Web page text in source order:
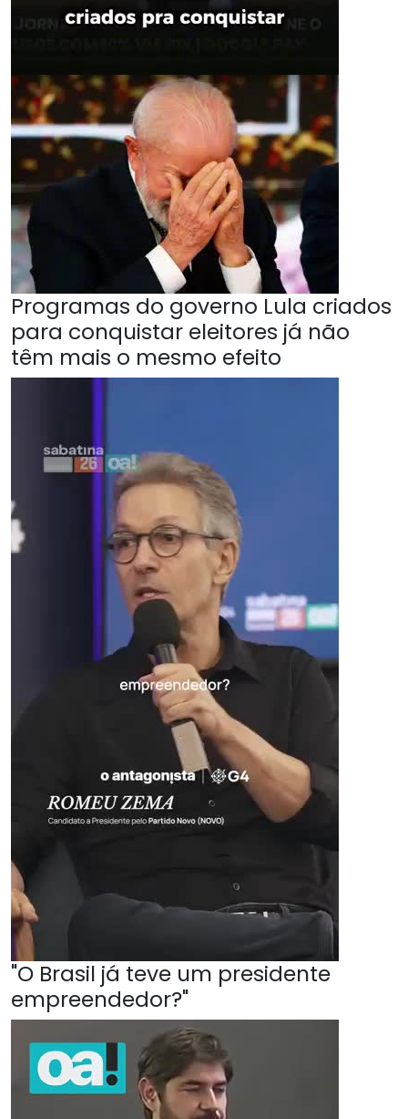
Programas do governo Lula criados
para conquistar eleitores já não
têm mais o mesmo efeito
"O Brasil já teve um presidente
empreendedor?"